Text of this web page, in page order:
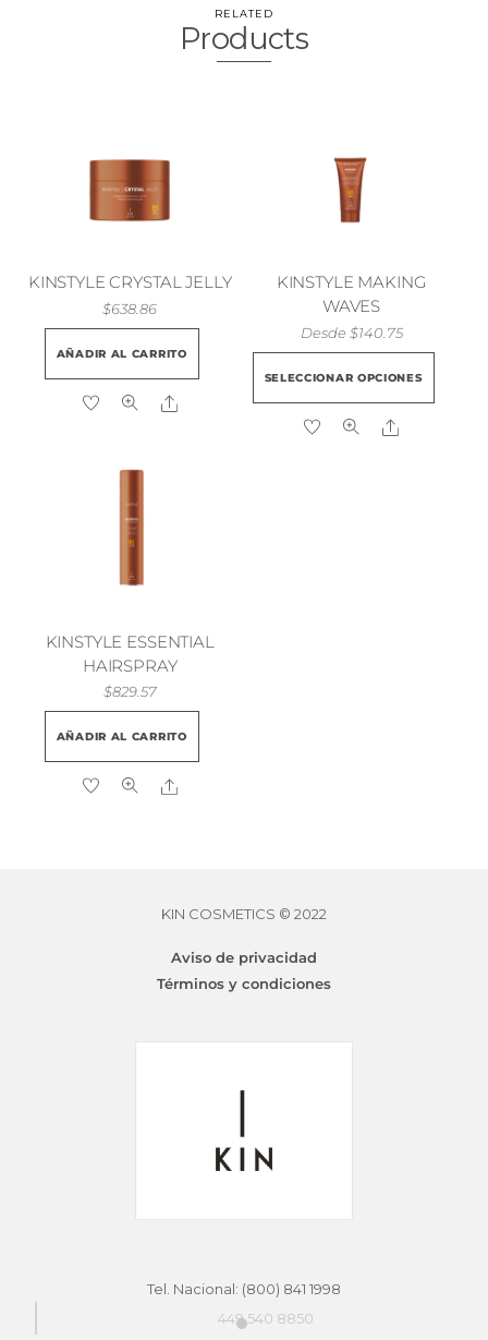
RELATED
Products
KINSTYLE CRYSTAL JELLY
$638.86
AÑADIR AL CARRITO
Share
KINSTYLE MAKING
WAVES
Desde $140.75
SELECCIONAR OPCIONES
Share
KINSTYLE ESSENTIAL
HAIRSPRAY
$829.57
AÑADIR AL CARRITO
Share
KIN COSMETICS © 2022
Aviso de privacidad
Términos y condiciones
Tel. Nacional: (800) 841 1998
449 540 8850